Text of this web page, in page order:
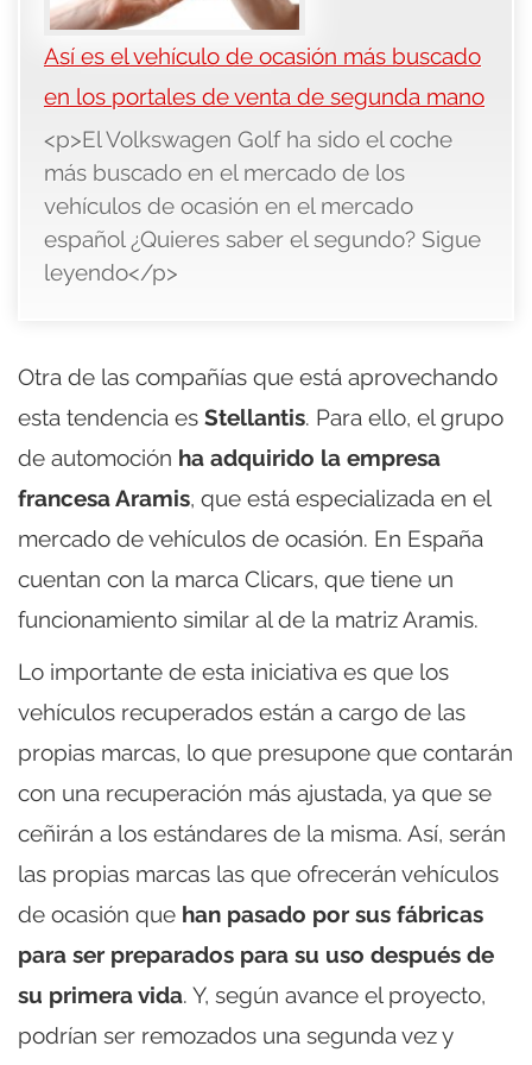
Así es el vehículo de ocasión más buscado
en los portales de venta de segunda mano
<p>El Volkswagen Golf ha sido el coche
más buscado en el mercado de los
vehículos de ocasión en el mercado
español ¿Quieres saber el segundo? Sigue
leyendo</p>
Otra de las compañías que está aprovechando
esta tendencia es Stellantis. Para ello, el grupo
de automoción ha adquirido la empresa
francesa Aramis, que está especializada en el
mercado de vehículos de ocasión. En España
cuentan con la marca Clicars, que tiene un
funcionamiento similar al de la matriz Aramis.
Lo importante de esta iniciativa es que los
vehículos recuperados están a cargo de las
propias marcas, lo que presupone que contarán
con una recuperación más ajustada, ya que se
ceñirán a los estándares de la misma. Así, serán
las propias marcas las que ofrecerán vehículos
de ocasión que han pasado por sus fábricas
para ser preparados para su uso después de
su primera vida. Y, según avance el proyecto,
podrían ser remozados una segunda vez y